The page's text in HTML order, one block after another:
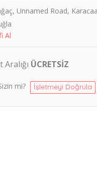
Unnamed Road,
Al
Aralığı ÜCRETSİZ
mi? İşletmeyi Doğrula